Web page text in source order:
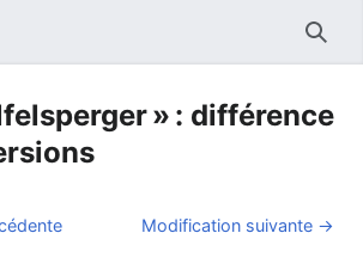
» : différence
Modification suivante →